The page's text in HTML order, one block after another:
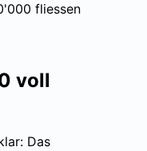
fliessen
voll
Das